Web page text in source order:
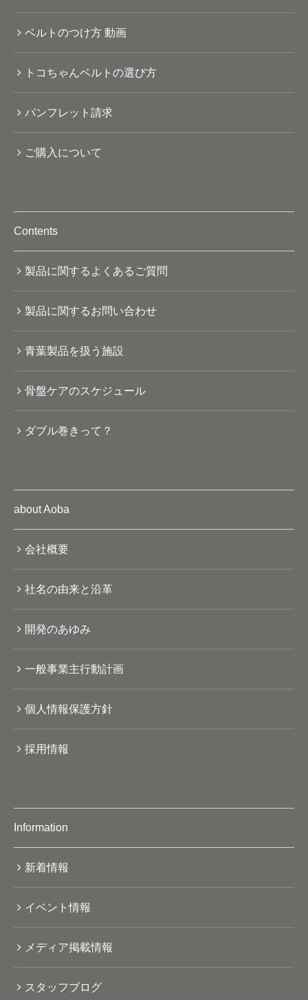
ベルトのつけ方 動画
トコちゃんベルトの選び方
パンフレット請求
ご購入について
Contents
製品に関するよくあるご質問
製品に関するお問い合わせ
青葉製品を扱う施設
骨盤ケアのスケジュール
ダブル巻きって？
about Aoba
会社概要
社名の由来と沿革
開発のあゆみ
一般事業主行動計画
個人情報保護方針
採用情報
Information
新着情報
イベント情報
メディア掲載情報
スタッフブログ